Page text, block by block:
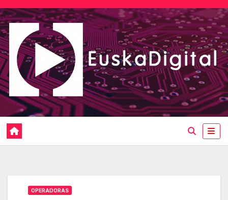
Saltar
al
contenido
OPERADORAS